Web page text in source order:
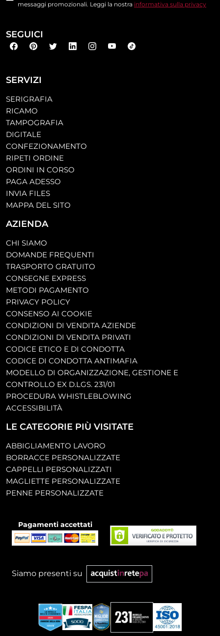
SERVIZI
SERIGRAFIA
RICAMO
TAMPOGRAFIA
DIGITALE
CONFEZIONAMENTO
RIPETI ORDINE
ORDINI IN CORSO
PAGA ADESSO
INVIA FILES
MAPPA DEL SITO
AZIENDA
CHI SIAMO
DOMANDE FREQUENTI
TRASPORTO GRATUITO
CONSEGNE EXPRESS
METODI PAGAMENTO
PRIVACY POLICY
CONSENSO AI COOKIE
CONDIZIONI DI VENDITA AZIENDE
CONDIZIONI DI VENDITA PRIVATI
CODICE ETICO E DI CONDOTTA
CODICE DI CONDOTTA ANTIMAFIA
MODELLO DI ORGANIZZAZIONE, GESTIONE E
CONTROLLO EX D.LGS. 231/01
PROCEDURA WHISTLEBLOWING
ACCESSIBILITÀ
LE CATEGORIE PIÙ VISITATE
ABBIGLIAMENTO LAVORO
BORRACCE PERSONALIZZATE
CAPPELLI PERSONALIZZATI
MAGLIETTE PERSONALIZZATE
PENNE PERSONALIZZATE
messaggi promozionali. Leggi la nostra informativa sulla privacy
SEGUICI
Pagamenti accettati
Siamo presenti su